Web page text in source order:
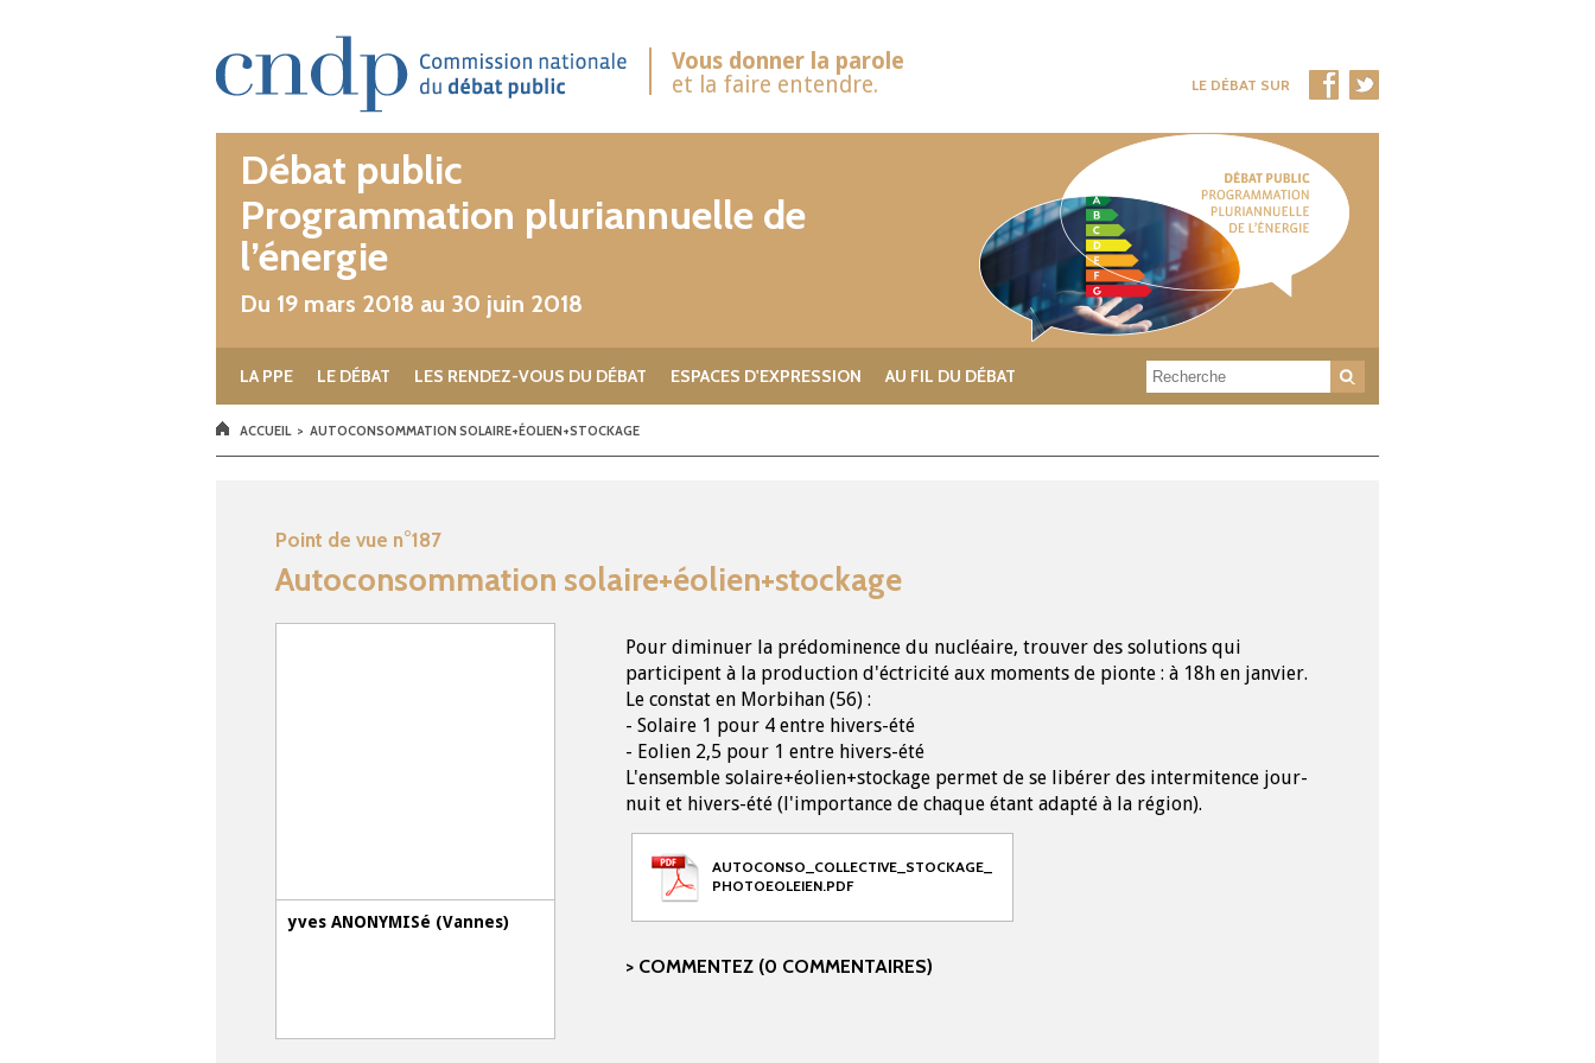
Vous donner la parole
et la faire entendre.
Débat public
Programmation pluriannuelle de
l’énergie
Du 19 mars 2018 au 30 juin 2018
LA PPE LE DÉBAT LES RENDEZ-VOUS DU DÉBAT ESPACES D'EXPRESSION AU FIL DU DÉBAT Rechercher
LE DÉBAT SUR
VOUS ÊTES ICI
ACCUEIL > AUTOCONSOMMATION SOLAIRE+ÉOLIEN+STOCKAGE
Point de vue n°187
Autoconsommation solaire+éolien+stockage
yves ANONYMISé (Vannes)
Pour diminuer la prédominence du nucléaire, trouver des solutions qui
participent à la production d'éctricité aux moments de pionte : à 18h en janvier.
Le constat en Morbihan (56) :
- Solaire 1 pour 4 entre hivers-été
- Eolien 2,5 pour 1 entre hivers-été
L'ensemble solaire+éolien+stockage permet de se libérer des intermitence jour-
nuit et hivers-été (l'importance de chaque étant adapté à la région).
AUTOCONSO_COLLECTIVE_STOCKAGE_
PHOTOEOLEIEN.PDF
COMMENTEZ (0 COMMENTAIRES)